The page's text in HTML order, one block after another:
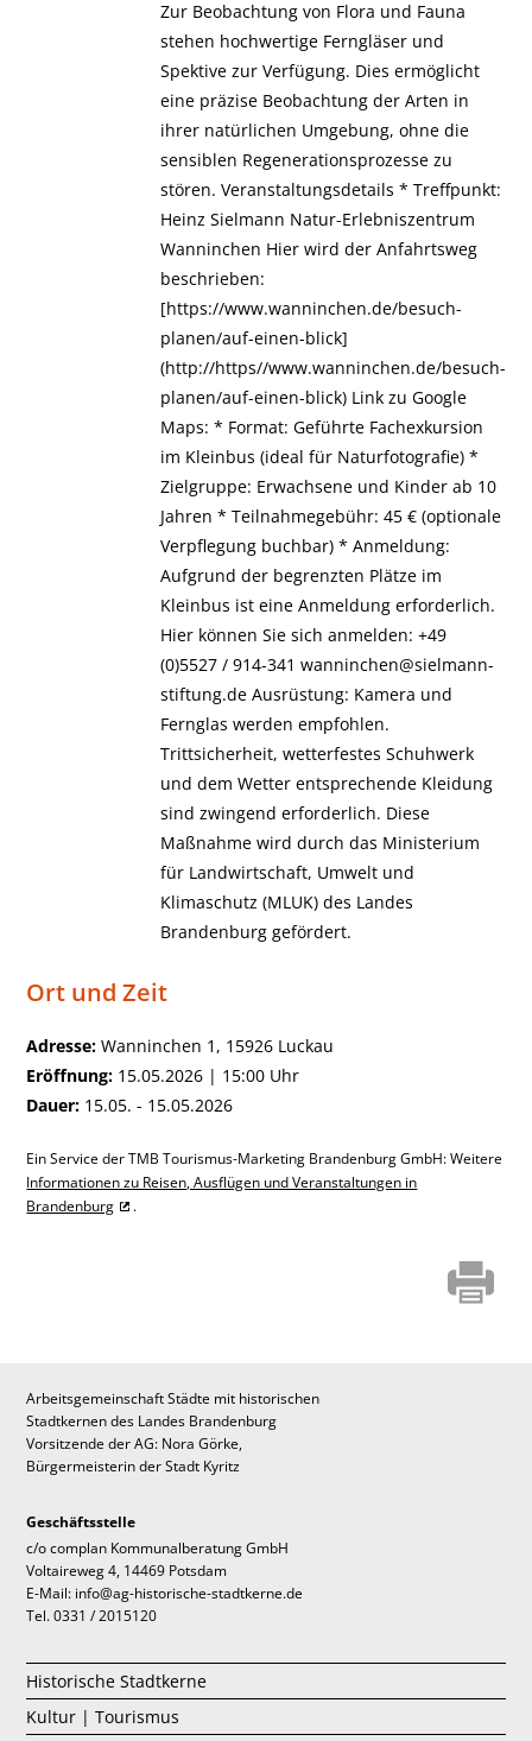
Zur Beobachtung von Flora und Fauna
stehen hochwertige Ferngläser und
Spektive zur Verfügung. Dies ermöglicht
eine präzise Beobachtung der Arten in
ihrer natürlichen Umgebung, ohne die
sensiblen Regenerationsprozesse zu
stören. Veranstaltungsdetails * Treffpunkt:
Heinz Sielmann Natur-Erlebniszentrum
Wanninchen ​Hier wird der Anfahrtsweg
beschrieben:
[https://www.wanninchen.de/besuch-
planen/auf-einen-blick]
(http://https//www.wanninchen.de/besuch-
planen/auf-einen-blick) Link zu Google
Maps: * Format: Geführte Fachexkursion
im Kleinbus (ideal für Naturfotografie) *
Zielgruppe: Erwachsene und Kinder ab 10
Jahren * Teilnahmegebühr: 45 € (optionale
Verpflegung buchbar) * ​Anmeldung:
Aufgrund der begrenzten Plätze im
Kleinbus ist eine Anmeldung erforderlich.
Hier können Sie sich anmelden: +49
(0)5527 / 914-341 wanninchen@sielmann-
stiftung.de Ausrüstung: Kamera und
Fernglas werden empfohlen.
Trittsicherheit, wetterfestes Schuhwerk
und dem Wetter entsprechende Kleidung
sind zwingend erforderlich. Diese
Maßnahme wird durch das Ministerium
für Landwirtschaft, Umwelt und
Klimaschutz (MLUK) des Landes
Brandenburg gefördert.
Ort und Zeit
Adresse: Wanninchen 1, 15926 Luckau
Eröffnung: 15.05.2026 | 15:00 Uhr
Dauer: 15.05. - 15.05.2026
Ein Service der TMB Tourismus-Marketing Brandenburg GmbH: Weitere
Informationen zu Reisen, Ausflügen und Veranstaltungen in
Brandenburg
.
Arbeitsgemeinschaft Städte mit historischen
Stadtkernen des Landes Brandenburg
Vorsitzende der AG: Nora Görke,
Bürgermeisterin der Stadt Kyritz
Geschäftsstelle
c/o complan Kommunalberatung GmbH
Voltaireweg 4, 14469 Potsdam
E-Mail: info@ag-historische-stadtkerne.de
Tel. 0331 / 2015120
Historische Stadtkerne
Kultur | Tourismus